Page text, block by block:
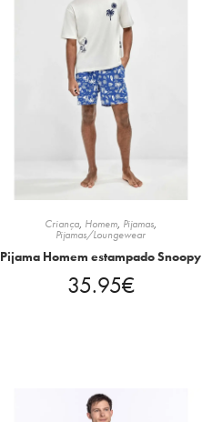
Criança, Homem, Pijamas,
Pijamas/Loungewear
Pijama Homem estampado Snoopy
35.95€